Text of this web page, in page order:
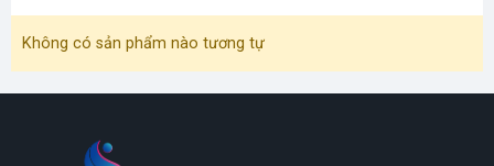
Không có sản phẩm nào tương tự